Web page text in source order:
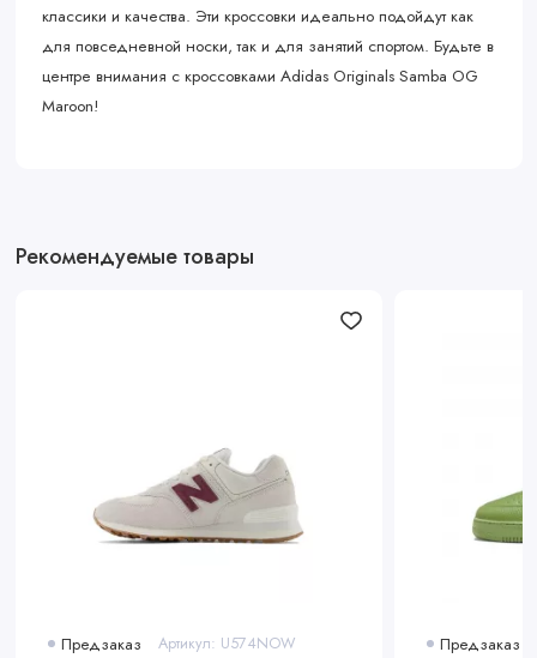
классики и качества. Эти кроссовки идеально подойдут как
для повседневной носки, так и для занятий спортом. Будьте в
центре внимания с кроссовками Adidas Originals Samba OG
Maroon!
Рекомендуемые товары
Предзаказ Артикул: U574NOW Предзаказ